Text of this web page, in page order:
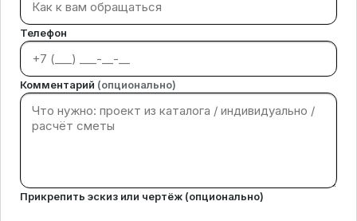
Телефон
Комментарий (опционально)
Прикрепить эскиз или чертёж (опционально)